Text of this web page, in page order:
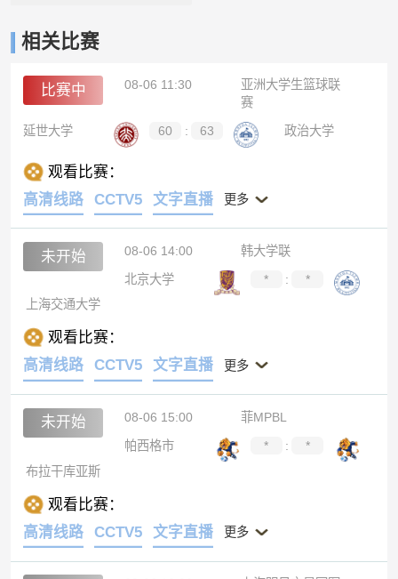
相关比赛
比赛中 08-06 11:30
亚洲大学生篮球联
赛
延世大学
60 : 63 政治大学
观看比赛：
高清线路
CCTV5 文字直播 更多
未开始 08-06 14:00
韩大学联
北京大学
* :
*
上海交通大学
观看比赛：
高清线路
CCTV5 文字直播 更多
未开始 08-06 15:00
菲MPBL
帕西格市
* :
*
布拉干库亚斯
观看比赛：
高清线路
CCTV5 文字直播 更多